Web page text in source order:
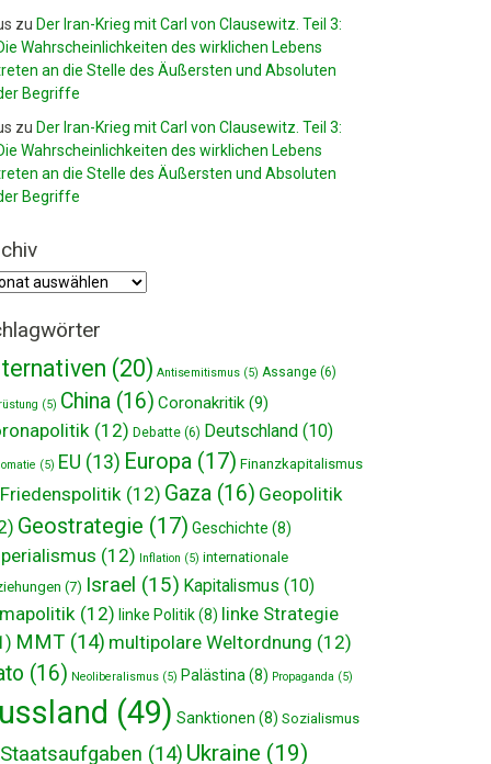
zu Der Iran-Krieg mit Carl von Clausewitz. Teil 3:
Wahrscheinlichkeiten des wirklichen Lebens
an die Stelle des Äußersten und Absoluten
Begriffe
zu Der Iran-Krieg mit Carl von Clausewitz. Teil 3:
Wahrscheinlichkeiten des wirklichen Lebens
an die Stelle des Äußersten und Absoluten
Begriffe
(20) Antisemitismus (5) Assange (6)
(5) China (16) Coronakritik (9)
(12) Debatte (6) Deutschland (10)
(5) EU (13) Europa (17) Finanzkapitalismus
Friedenspolitik (12) Gaza (16) Geopolitik
Geostrategie (17) Geschichte (8)
(12) Inflation (5) internationale
(7) Israel (15) Kapitalismus (10)
(12) linke Politik(8) linke Strategie
MMT (14) multipolare Weltordnung (12)
(16) Neoliberalismus (5) Palästina (8) Propaganda (5)
(49) Sanktionen (8) Sozialismus
Staatsaufgaben (14) Ukraine (19)